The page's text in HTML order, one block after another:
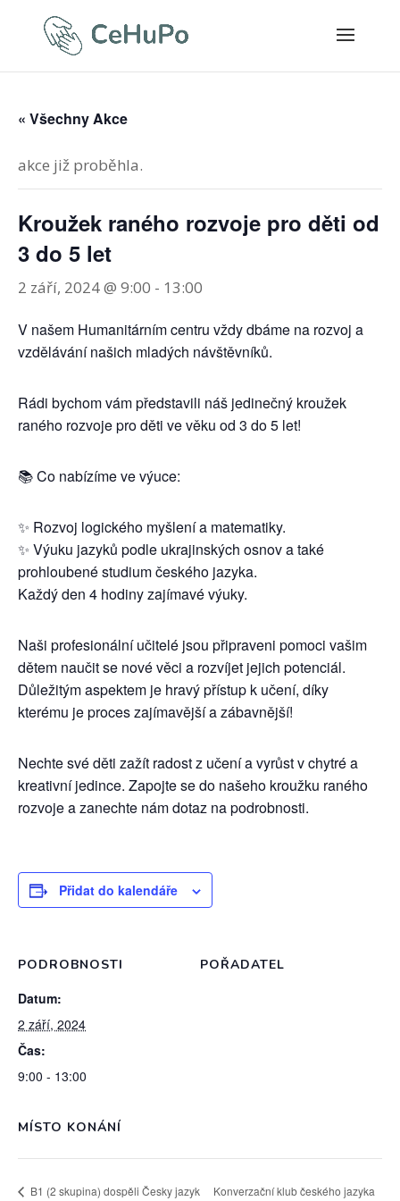
« Všechny Akce
akce již proběhla.
Kroužek raného rozvoje pro děti od
3 do 5 let
2 září, 2024 @ 9:00 - 13:00
V našem Humanitárním centru vždy dbáme na rozvoj a
vzdělávání našich mladých návštěvníků.
Rádi bychom vám představili náš jedinečný kroužek
raného rozvoje pro děti ve věku od 3 do 5 let!
📚 Co nabízíme ve výuce:
✨ Rozvoj logického myšlení a matematiky.
✨ Výuku jazyků podle ukrajinských osnov a také
prohloubené studium českého jazyka.
Každý den 4 hodiny zajímavé výuky.
Naši profesionální učitelé jsou připraveni pomoci vašim
dětem naučit se nové věci a rozvíjet jejich potenciál.
Důležitým aspektem je hravý přístup k učení, díky
kterému je proces zajímavější a zábavnější!
Nechte své děti zažít radost z učení a vyrůst v chytré a
kreativní jedince. Zapojte se do našeho kroužku raného
rozvoje a zanechte nám dotaz na podrobnosti.
Přidat do kalendáře
PODROBNOSTI
Datum:
2 září, 2024
Čas:
9:00 - 13:00
POŘADATEL
MÍSTO KONÁNÍ
B1 (2 skupina) dospěli Česky jazyk Konverzační klub českého jazyka